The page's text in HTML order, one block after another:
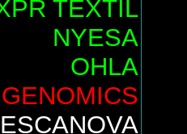
TEXTIL
NYESA
OHLA